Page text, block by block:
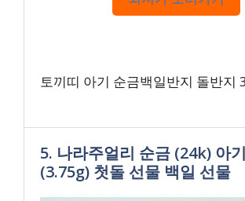
토끼띠 아기 순금백일반지 돌반지
5. 나라주얼리 순금 (24k) 아
(3.75g) 첫돌 선물 백일 선물